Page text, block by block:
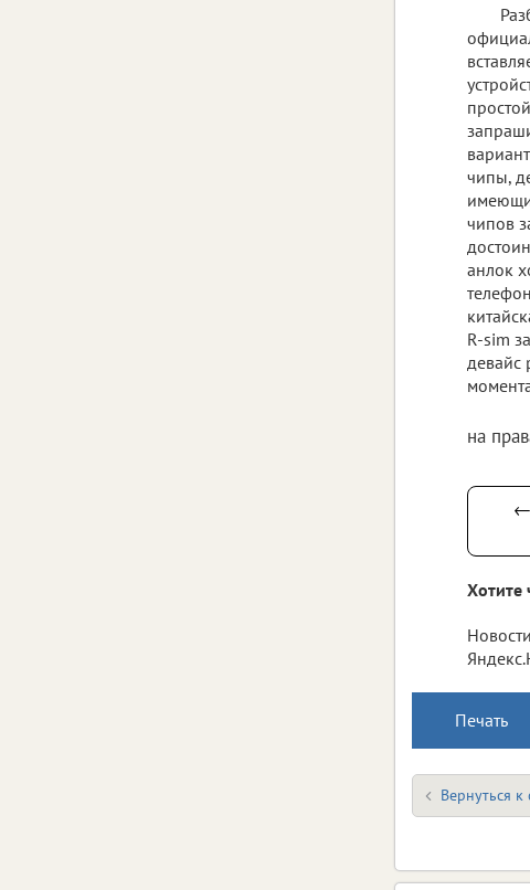
чипы,
чипов
анлок
R-sim
девайс
на
←
Хотите
Печать
Вернуться к